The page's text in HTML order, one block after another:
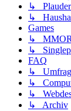
↳
↳
Games
↳
↳
FAQ
↳
↳
↳
↳ Archiv